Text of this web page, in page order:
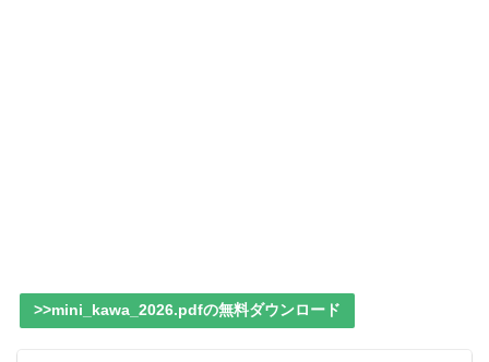
>>mini_kawa_2026.pdfの無料ダウンロード